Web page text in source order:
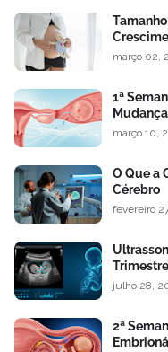
março 02,
1ª
março 10,
O Que a
Cérebro
fevereiro
julho 28,
2ª